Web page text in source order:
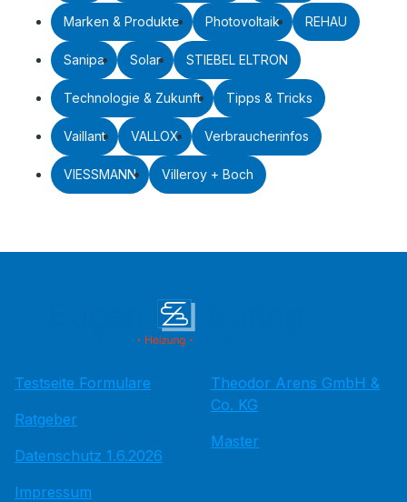
Marken & Produkte Photovoltaik REHAU
Sanipa Solar STIEBEL ELTRON
Technologie & Zukunft Tipps & Tricks
Vaillant VALLOX Verbraucherinfos
VIESSMANN Villeroy + Boch
Testseite Formulare
Ratgeber
Datenschutz 1.6.2026
Impressum
Theodor Arens GmbH &
Co. KG
Master